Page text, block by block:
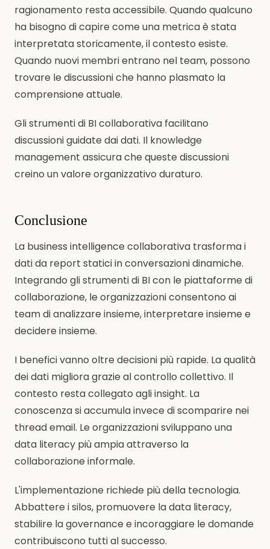
ragionamento resta accessibile. Quando qualcuno
ha bisogno di capire come una metrica è stata
interpretata storicamente, il contesto esiste.
Quando nuovi membri entrano nel team, possono
trovare le discussioni che hanno plasmato la
comprensione attuale.
Gli strumenti di BI collaborativa facilitano
discussioni guidate dai dati. Il knowledge
management assicura che queste discussioni
creino un valore organizzativo duraturo.
Conclusione
La business intelligence collaborativa trasforma i
dati da report statici in conversazioni dinamiche.
Integrando gli strumenti di BI con le piattaforme di
collaborazione, le organizzazioni consentono ai
team di analizzare insieme, interpretare insieme e
decidere insieme.
I benefici vanno oltre decisioni più rapide. La qualità
dei dati migliora grazie al controllo collettivo. Il
contesto resta collegato agli insight. La
conoscenza si accumula invece di scomparire nei
thread email. Le organizzazioni sviluppano una
data literacy più ampia attraverso la
collaborazione informale.
L'implementazione richiede più della tecnologia.
Abbattere i silos, promuovere la data literacy,
stabilire la governance e incoraggiare le domande
contribuiscono tutti al successo.